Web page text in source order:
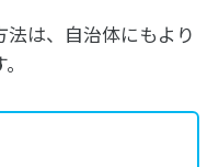
は、自治体にもより